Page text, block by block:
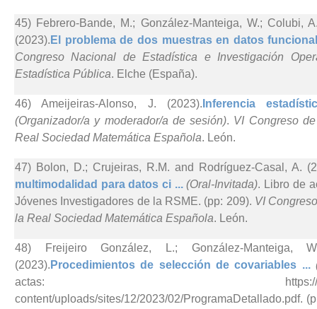
45) Febrero-Bande, M.; González-Manteiga, W.; Colubi,
(2023). El problema de dos muestras en datos
Congreso Nacional de Estadística e Investigación
Estadística Pública. Elche (España).
46) Ameijeiras-Alonso, J. (2023). Inferencia
(Organizador/a y moderador/a de sesión). VI Congreso
Real Sociedad Matemática Española. León.
47) Bolon, D.; Crujeiras, R.M. and Rodríguez-Casal, A.
multimodalidad para datos ci ...(Oral-Invitada). Libro de
Jóvenes Investigadores de la RSME. (pp: 209). VI
la Real Sociedad Matemática Española. León.
48) Freijeiro González, L.; González-Manteiga,
(2023). Procedimientos de selección de covariables ...
actas: https://
content/uploads/sites/12/2023/02/ProgramaDetallado.pdf.